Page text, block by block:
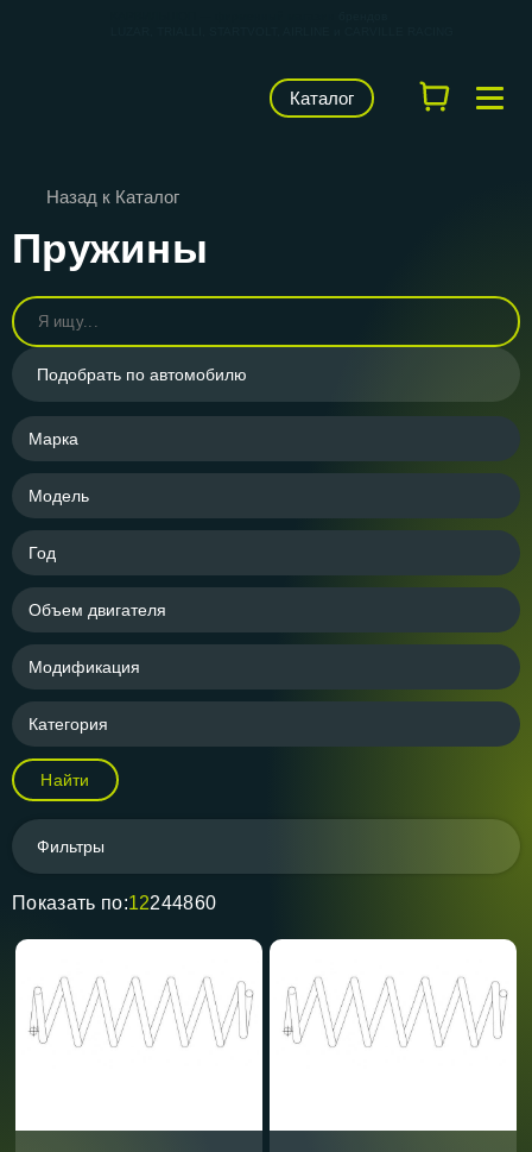
Каталог
Назад к Каталог
Пружины
Подобрать по автомобилю
Марка
Модель
Год
Объем двигателя
Модификация
Категория
Найти
Фильтры
Показать по:12244860